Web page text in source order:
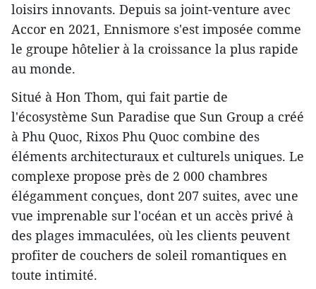
loisirs innovants. Depuis sa joint-venture avec
Accor en 2021, Ennismore s'est imposée comme
le groupe hôtelier à la croissance la plus rapide
au monde.
Situé à Hon Thom, qui fait partie de
l'écosystème Sun Paradise que Sun Group a créé
à Phu Quoc, Rixos Phu Quoc combine des
éléments architecturaux et culturels uniques. Le
complexe propose près de 2 000 chambres
élégamment conçues, dont 207 suites, avec une
vue imprenable sur l'océan et un accès privé à
des plages immaculées, où les clients peuvent
profiter de couchers de soleil romantiques en
toute intimité.